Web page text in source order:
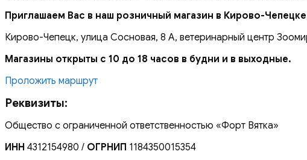
Приглашаем Вас в наш розничный магазин в Кирово-
Кирово-Чепецк, улица Сосновая, 8 А, ветеринарный центр
Магазины открыты с 10 до 18 часов в будни и в выходные.
Проложить маршрут
Реквизиты:
Общество с ограниченной ответственностью «Форт Вятка»
ИНН 4312154980 / ОГРНИП 1184350015354